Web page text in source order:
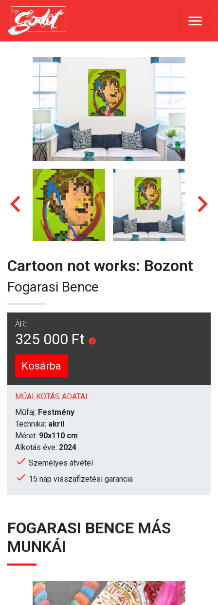
Cartoon not works: Bozont
Fogarasi Bence
ÁR:
325 000 Ft
Kosárba
MŰALKOTÁS ADATAI:
Műfaj: Festmény
Technika: akril
Méret: 90x110 cm
Alkotás éve: 2024
Személyes átvétel
15 nap visszafizetési garancia
FOGARASI BENCE MÁS
MUNKÁI